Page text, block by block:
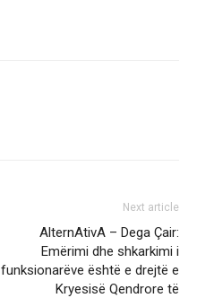
Next article
AlternAtivA – Dega Çair:
Emërimi dhe shkarkimi i
funksionarëve është e drejtë e
Kryesisë Qendrore të